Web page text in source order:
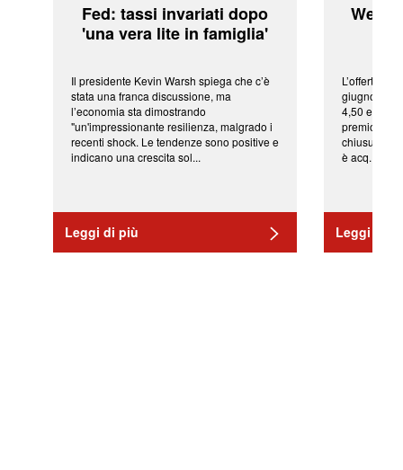
Fed: tassi invariati dopo
'una vera lite in famiglia'
Il presidente Kevin Warsh spiega che c’è
stata una franca discussione, ma
l’economia sta dimostrando
"un'impressionante resilienza, malgrado i
recenti shock. Le tendenze sono positive e
indicano una crescita sol...
Leggi di più
L’offerta
giugno da
4,50 euro
premio di
chiusura
è acq...
Leggi di